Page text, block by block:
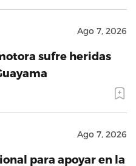
Ago 7, 2026
sufre heridas
Ago 7, 2026
para apoyar en la